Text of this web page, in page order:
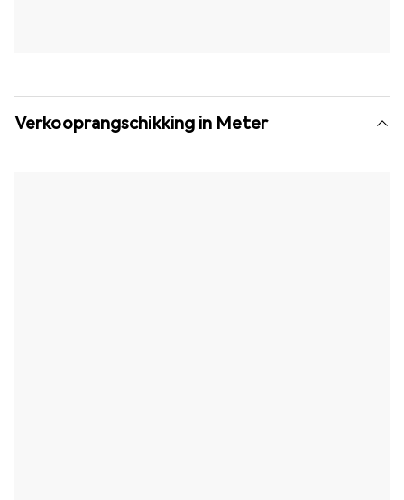
Verkooprangschikking in Meter